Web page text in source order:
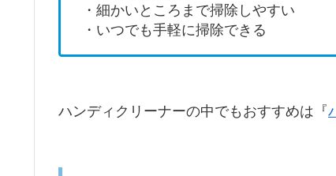
・細かいところまで掃除しやすい
・いつでも手軽に掃除できる
ハンディクリーナーの中でもおすすめは『